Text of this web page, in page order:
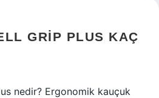
GRIP PLUS KAÇ
nedir? Ergonomik kauçuk